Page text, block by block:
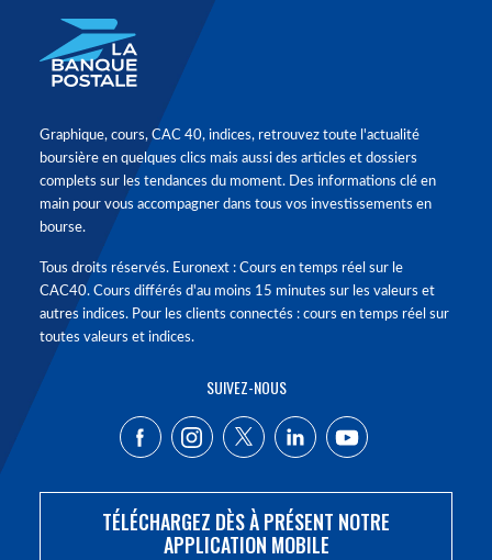
Graphique, cours, CAC 40, indices, retrouvez toute l'actualité
boursière en quelques clics mais aussi des articles et dossiers
complets sur les tendances du moment. Des informations clé en
main pour vous accompagner dans tous vos investissements en
bourse.
Tous droits réservés. Euronext : Cours en temps réel sur le
CAC40. Cours différés d'au moins 15 minutes sur les valeurs et
autres indices. Pour les clients connectés : cours en temps réel sur
toutes valeurs et indices.
SUIVEZ-NOUS
TÉLÉCHARGEZ DÈS À PRÉSENT NOTRE
APPLICATION MOBILE